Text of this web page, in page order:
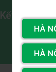
Kết nối với
HÀ
HÀ